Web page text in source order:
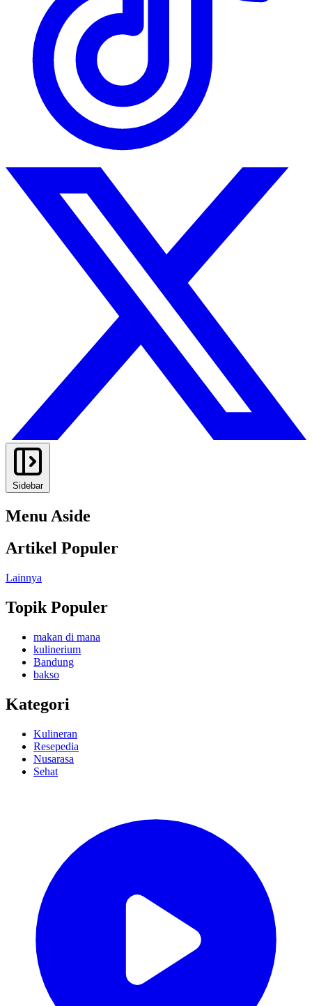
Sidebar
Menu Aside
Artikel Populer
Lainnya
Topik Populer
makan di mana
kulinerium
Bandung
bakso
Kategori
Kulineran
Resepedia
Nusarasa
Sehat